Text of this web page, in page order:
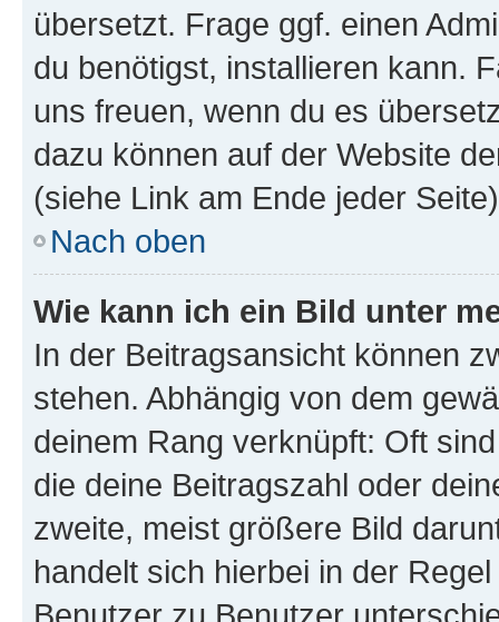
übersetzt. Frage ggf. einen
du benötigst, installieren kann.
uns freuen, wenn du es
dazu können auf der Website
(siehe Link am Ende jeder
Nach oben
Wie kann ich ein Bild unter
In der Beitragsansicht können
stehen. Abhängig von dem
deinem Rang verknüpft: Oft
die deine Beitragszahl oder
zweite, meist größere Bild
handelt sich hierbei in der
Benutzer zu Benutzer